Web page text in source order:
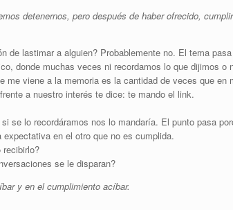
detenernos, pero después de haber ofrecido,
de lastimar a alguien? Probablemente no. El tema
donde muchas veces ni recordamos lo que dijimos o
me viene a la memoria es la cantidad de veces que en
a nuestro interés te dice: te mando el link.
se lo recordáramos nos lo mandaría. El punto pasa
expectativa en el otro que no es cumplida.
se le disparan?
y en el cumplimiento acíbar.